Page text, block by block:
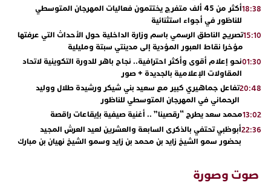
18:38
أكثر من 45 ألف متفرج يختتمون فعاليات المهرجان المتوسطي
للناظور في أجواء استثنائية
15:10تصريح الناطق الرسمي باسم وزارة الداخلية حول الأحداث التي عرفتها
مؤخرا نقاط العبور المؤدية إلى مدينتي سبتة ومليلية
01:30نحو إعلام أقوى وأكثر احترافية.. نجاح باهر للدورة التكوينية لاتحاد
المقاولات الإعلامية بالجديدة + صور
20:48تفاعل جماهيري كبير مع سعيد بني شيكر ورشيدة طلال ووليد
الرحماني في المهرجان المتوسطي للناظور
13:02محمد سعد يطرح “رقصينا” .. أغنية صيفية بإيقاعات راقصة
22:36أبوظبي تحتفي بالذكرى السابعة والعشرين لعيد العرش المجيد
بحضور سمو الشيخ زايد بن محمد بن زايد وسمو الشيخ نهيان بن مبارك
“كوفرة فالغيس”
19:11يقظة أمنية تنهي كابوس الفتاة القاصر: كواليس مثيرة لعملية تحرير
صوت وصورة